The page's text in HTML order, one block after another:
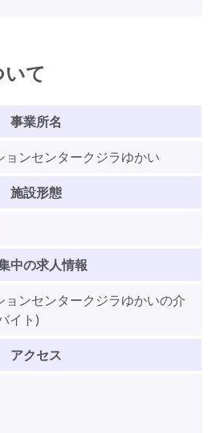
て
事業所名
ンセンタークジラゆかい
施設形態
中の求人情報
ンセンタークジラゆかいの介
イト)
アクセス